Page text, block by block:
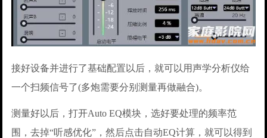
接好设备并进行了基础配置以后，就可以用声学分析仪给
一个扫频信号了(多炮需要分别测量再做融合)。
测量好以后，打开Auto EQ模块，选好要处理的频率范
围，去掉“听感优化”，然后点击自动EQ计算，就可以得到